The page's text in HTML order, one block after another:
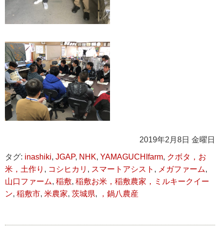
2019年2月8日 金曜日
タグ: inashiki, JGAP, NHK, YAMAGUCHIfarm, クボタ，お
米，土作り , コシヒカリ , スマートアシスト , メガファーム,
山口ファーム, 稲敷, 稲敷お米，稲敷農家，ミルキークイー
ン, 稲敷市, 米農家, 茨城県, ，鍋八農産